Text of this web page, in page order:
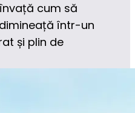
cum să
într-un
și plin de